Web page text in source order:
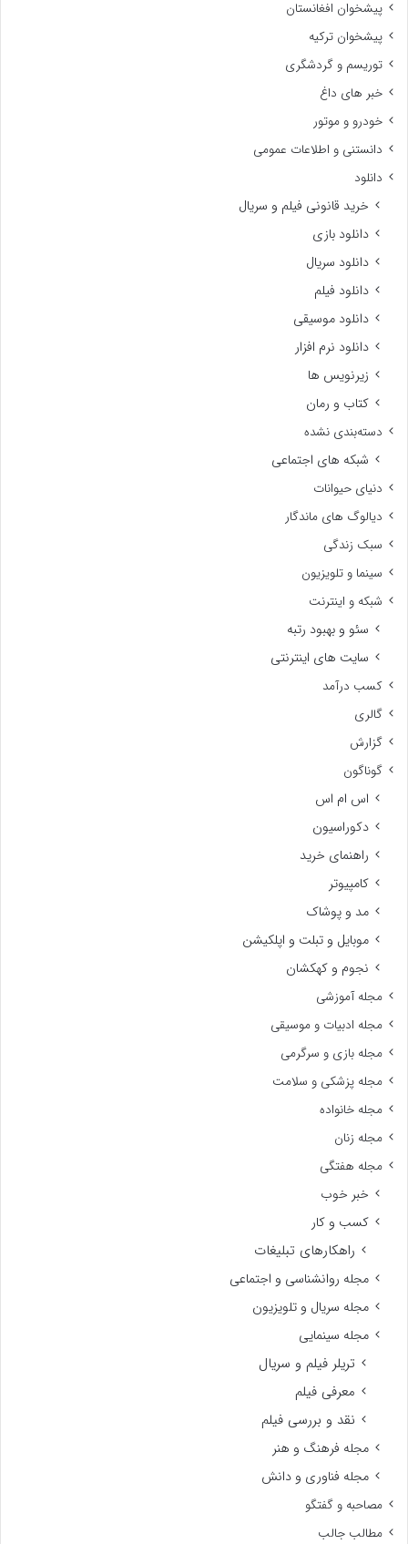
پیشخوان افغانستان
پیشخوان ترکیه
توریسم و گردشگری
خبر های داغ
خودرو و موتور
دانستنی و اطلاعات عمومی
دانلود
خرید قانونی فیلم و سریال
دانلود بازی
دانلود سریال
دانلود فیلم
دانلود موسیقی
دانلود نرم افزار
زیرنویس ها
کتاب و رمان
دسته‌بندی نشده
شبکه های اجتماعی
دنیای حیوانات
دیالوگ های ماندگار
سبک زندگی
سینما و تلویزیون
شبکه و اینترنت
سئو و بهبود رتبه
سایت های اینترنتی
کسب درآمد
گالری
گزارش
گوناگون
اس ام اس
دکوراسیون
راهنمای خرید
کامپیوتر
مد و پوشاک
موبایل و تبلت و اپلکیشن
نجوم و کهکشان
مجله آموزشی
مجله ادبیات و موسیقی
مجله بازی و سرگرمی
مجله پزشکی و سلامت
مجله خانواده
مجله زنان
مجله هفتگی
خبر خوب
کسب و کار
راهکارهای تبلیغات
مجله روانشناسی و اجتماعی
مجله سریال و تلویزیون
مجله سینمایی
تریلر فیلم و سریال
معرفی فیلم
نقد و بررسی فیلم
مجله فرهنگ و هنر
مجله فناوری و دانش
مصاحبه و گفتگو
مطالب جالب